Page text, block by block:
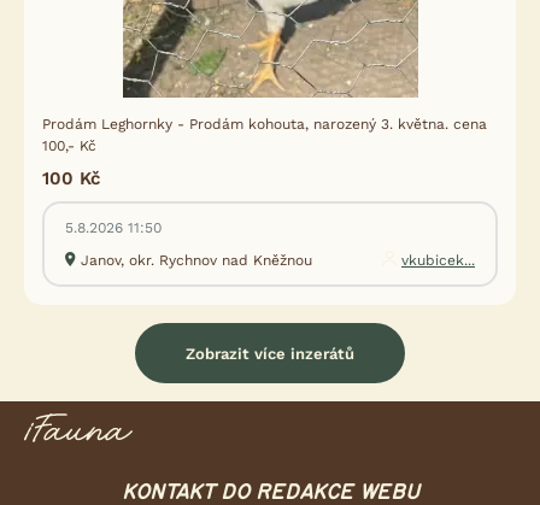
Prodám Leghornky - Prodám kohouta, narozený 3. května. cena
100,- Kč
100 Kč
5.8.2026 11:50
Janov, okr. Rychnov nad Kněžnou
vkubicek...
Zobrazit více inzerátů
KONTAKT DO REDAKCE WEBU